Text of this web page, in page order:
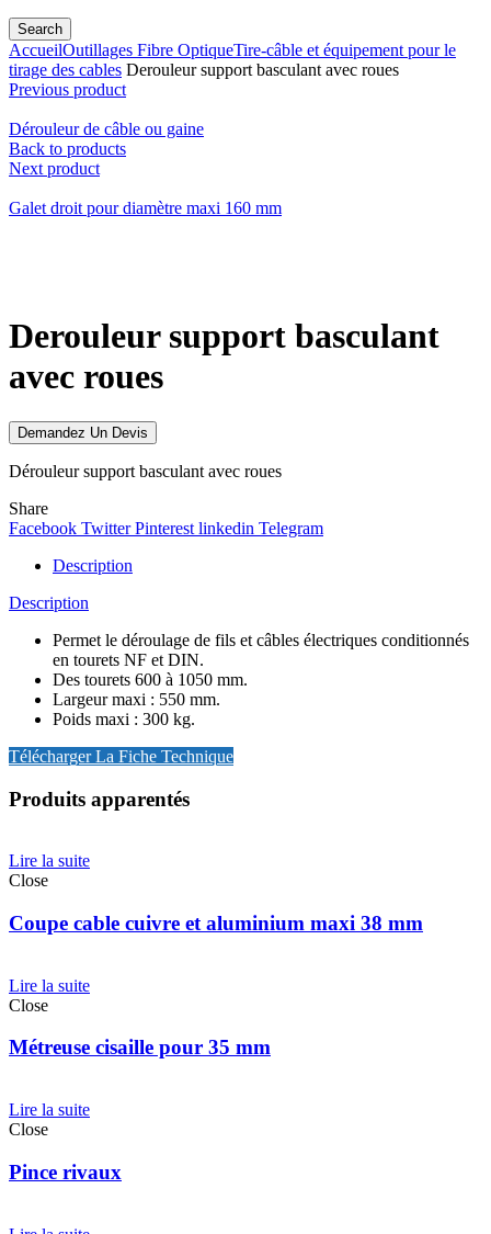
Search
AccueilOutillages Fibre OptiqueTire-câble et équipement pour le
tirage des cables Derouleur support basculant avec roues
Previous product
Dérouleur de câble ou gaine
Back to products
Next product
Galet droit pour diamètre maxi 160 mm
Derouleur support basculant
avec roues
Demandez Un Devis
Dérouleur support basculant avec roues
Share
Facebook Twitter Pinterest linkedin Telegram
Description
Description
Permet le déroulage de fils et câbles électriques conditionnés
en tourets NF et DIN.
Des tourets 600 à 1050 mm.
Largeur maxi : 550 mm.
Poids maxi : 300 kg.
Télécharger La Fiche Technique
Produits apparentés
Lire la suite
Close
Coupe cable cuivre et aluminium maxi 38 mm
Lire la suite
Close
Métreuse cisaille pour 35 mm
Lire la suite
Close
Pince rivaux